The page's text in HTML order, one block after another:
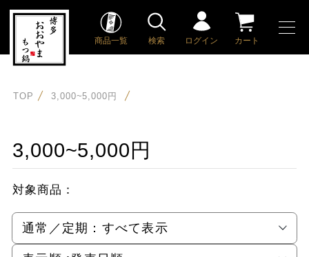
商品一覧 検索 ログイン カート
TOP 3,000~5,000円
3,000~5,000円
対象商品：
通常／定期： すべて表示